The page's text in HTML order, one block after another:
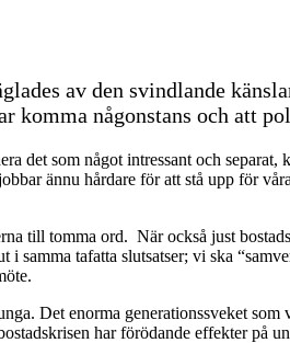
av den svindlande
komma någonstans och att
som något intressant och separat,
ännu hårdare för att stå upp för
till tomma ord. När också just
samma tafatta slutsatser; vi ska
Det enorma generationssveket
har förödande effekter på